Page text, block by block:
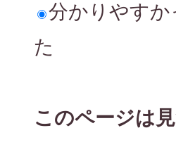
分かりやすか
た
このページは